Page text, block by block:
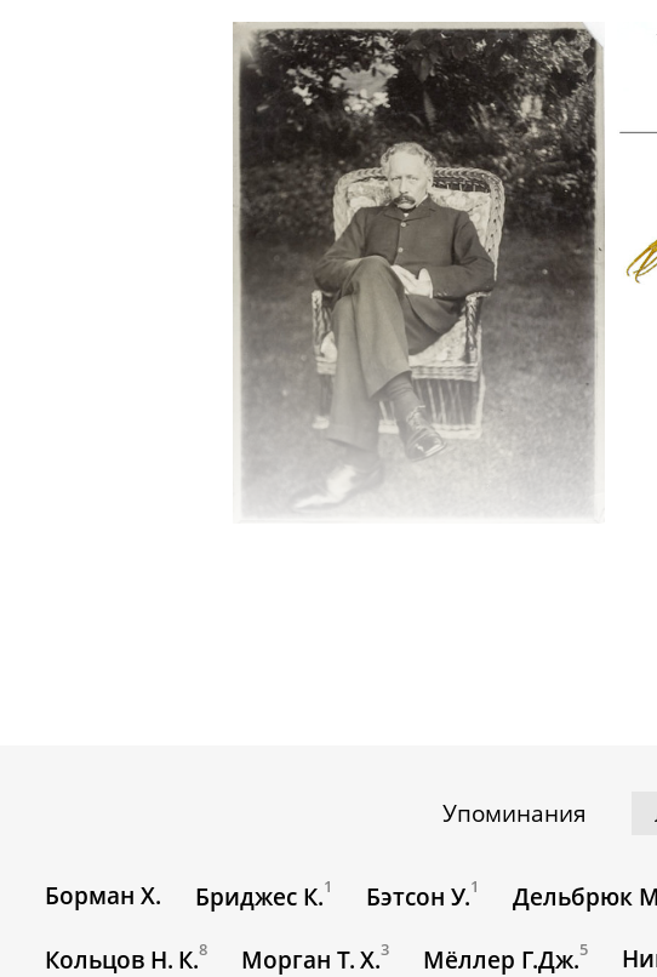
Упоминания
Борман Х. Бриджес К.1 Бэтсон У.1 Дельбрюк
Кольцов Н. К.8 Морган Т. Х.3 Мёллер Г.Дж.5